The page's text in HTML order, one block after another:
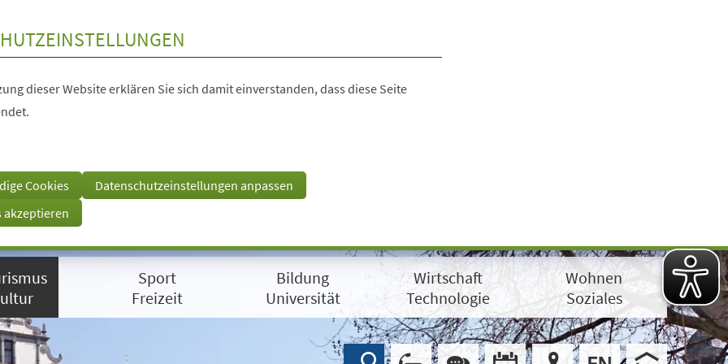
dieser Website erklären Sie sich damit einverstanden, dass diese Seite
Cookies
Datenschutzeinstellungen anpassen
akzeptieren
Sport
Freizeit
Bildung
Universität
Wirtschaft
Technologie
Wohnen
Soziales